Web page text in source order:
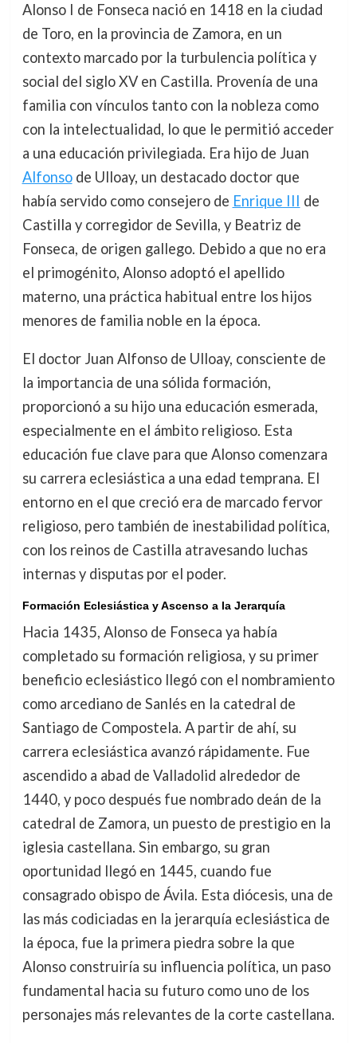
Alonso I de Fonseca nació en 1418 en la ciudad
de Toro, en la provincia de Zamora, en un
contexto marcado por la turbulencia política y
social del siglo XV en Castilla. Provenía de una
familia con vínculos tanto con la nobleza como
con la intelectualidad, lo que le permitió acceder
a una educación privilegiada. Era hijo de Juan
Alfonsode Ulloay, un destacado doctor que
había servido como consejero de Enrique III de
Castilla y corregidor de Sevilla, y Beatriz de
Fonseca, de origen gallego. Debido a que no era
el primogénito, Alonso adoptó el apellido
materno, una práctica habitual entre los hijos
menores de familia noble en la época.
El doctor Juan Alfonso de Ulloay, consciente de
la importancia de una sólida formación,
proporcionó a su hijo una educación esmerada,
especialmente en el ámbito religioso. Esta
educación fue clave para que Alonso comenzara
su carrera eclesiástica a una edad temprana. El
entorno en el que creció era de marcado fervor
religioso, pero también de inestabilidad política,
con los reinos de Castilla atravesando luchas
internas y disputas por el poder.
Formación Eclesiástica y Ascenso a la Jerarquía
Hacia 1435, Alonso de Fonseca ya había
completado su formación religiosa, y su primer
beneficio eclesiástico llegó con el nombramiento
como arcediano de Sanlés en la catedral de
Santiago de Compostela. A partir de ahí, su
carrera eclesiástica avanzó rápidamente. Fue
ascendido a abad de Valladolid alrededor de
1440, y poco después fue nombrado deán de la
catedral de Zamora, un puesto de prestigio en la
iglesia castellana. Sin embargo, su gran
oportunidad llegó en 1445, cuando fue
consagrado obispo de Ávila. Esta diócesis, una de
las más codiciadas en la jerarquía eclesiástica de
la época, fue la primera piedra sobre la que
Alonso construiría su influencia política, un paso
fundamental hacia su futuro como uno de los
personajes más relevantes de la corte castellana.